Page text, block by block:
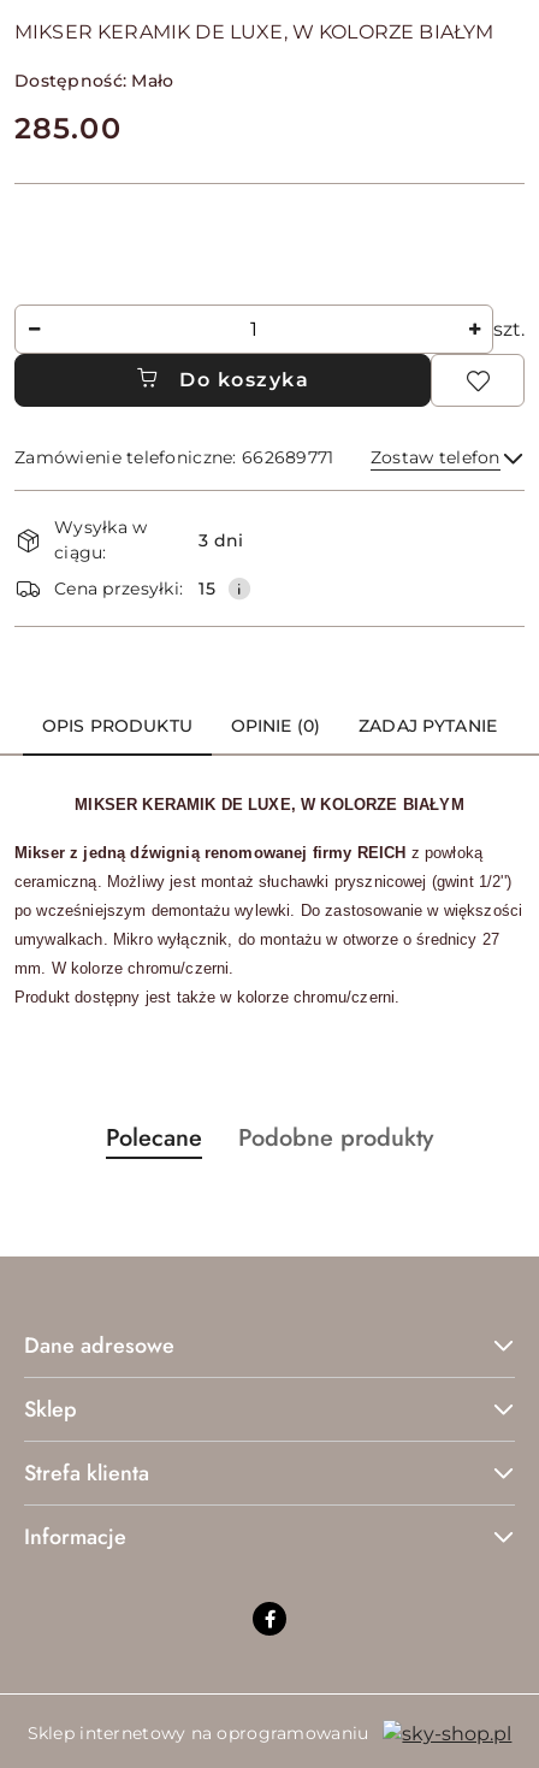
MIKSER KERAMIK DE LUXE, W KOLORZE BIAŁYM
Dostępność: Mało
cena:
285.00
Ilość szt.
Do koszyka
Zamówienie telefoniczne: 662689771 Zostaw telefon
i
dostawa
Wysyłka w
ciągu:
3 dni
Cena przesyłki: 15
OPIS PRODUKTU OPINIE (0) ZADAJ PYTANIE
MIKSER KERAMIK DE LUXE, W KOLORZE BIAŁYM
Mikser z jedną dźwignią renomowanej firmy REICH z powłoką
ceramiczną. Możliwy jest montaż słuchawki prysznicowej (gwint 1/2'')
po wcześniejszym demontażu wylewki. Do zastosowanie w większości
umywalkach. Mikro wyłącznik, do montażu w otworze o średnicy 27
mm. W kolorze chromu/czerni.
Produkt dostępny jest także w kolorze chromu/czerni.
Pomiń karuzelę produktów
Produkty
o
Polecane
Produkty
Podobne produkty
Dane adresowe
Sklep
Strefa klienta
Informacje
Sklep internetowy na oprogramowaniu